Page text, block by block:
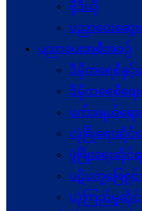
ဗွီဒီယို
ပညာပေးဆွေးနွ
ပညာပေးအစီအစဉ်
ဒီမိုကရေစီနှ
ဒီမိုကရေစီရေး
ဖက်ဒရယ်ရေး
လုံခြုံရေးဆိုင်
ဖွံဖြိုးရေးဆိုင်ရ
ပဋိပက္ခ‌ဖြေရှ
ယုံကြည်မှုဆိုင်